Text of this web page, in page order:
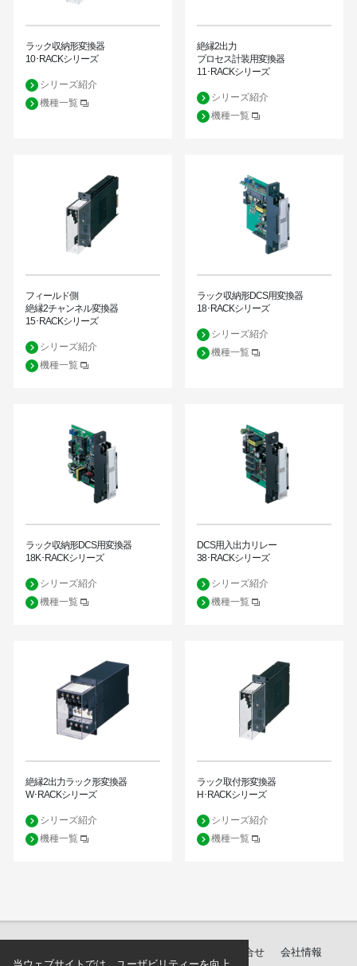
ラック収納形変換器
10･RACKシリーズ
シリーズ紹介
機種一覧
絶縁2出力
プロセス計装用変換器
11･RACKシリーズ
シリーズ紹介
機種一覧
フィールド側
絶縁2チャンネル変換器
15･RACKシリーズ
シリーズ紹介
機種一覧
ラック収納形DCS用変換器
18･RACKシリーズ
シリーズ紹介
機種一覧
ラック収納形DCS用変換器
18K･RACKシリーズ
シリーズ紹介
機種一覧
DCS用入出力リレー
38･RACKシリーズ
シリーズ紹介
機種一覧
絶縁2出力ラック形変換器
W･RACKシリーズ
シリーズ紹介
機種一覧
ラック取付形変換器
H･RACKシリーズ
シリーズ紹介
機種一覧
サポート・お問合せ
会社情報